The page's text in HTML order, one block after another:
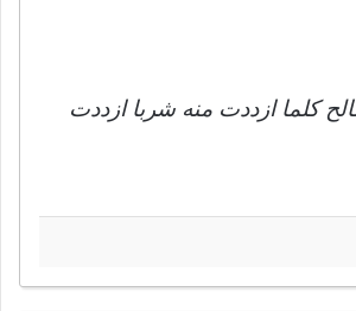
كلما ازددت منه شربا ازددت